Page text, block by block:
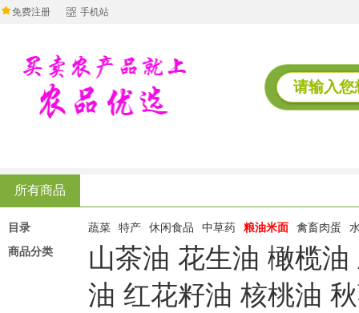
免费注册 手机站
所有商品
目录 蔬菜 特产 休闲食品 中草药 粮油米面 禽畜肉蛋
商品分类
山茶油 花生油 橄榄油
油 红花籽油 核桃油